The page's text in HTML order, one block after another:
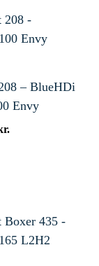
– BlueHDi
Envy